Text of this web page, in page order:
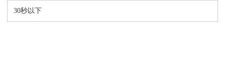
30秒以下